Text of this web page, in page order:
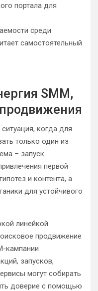
портала для
среди
самостоятельный
SMM,
продвижения
когда для
только один из
– запуск
первой
и контента, а
для устойчивого
линейкой
продвижение
кампании
запусков,
могут собирать
доверие с помощью